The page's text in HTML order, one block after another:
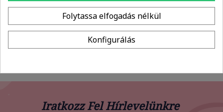
Coumarin Parfum / Fragrance
SD Alcohol 40
Iratkozz Fel Hírlevelünkre
Folytassa elfogadás nélkül
Konfigurálás